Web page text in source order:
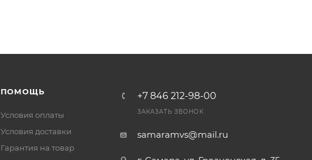
ПОМОЩЬ
Условия оплаты
Условия доставки
Гарантия на товар
+7 846 212-98-00
ЗАКАЗАТЬ ЗВОНОК
samaramvs@mail.ru